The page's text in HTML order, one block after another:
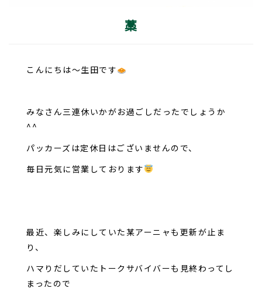
藁
こんにちは～生田です
みなさん三連休いかがお過ごしだったでしょうか
^^
パッカーズは定休日はございませんので、
毎日元気に営業しております
最近、楽しみにしていた某アーニャも更新が止ま
り、
ハマりだしていたトークサバイバーも見終わってし
まったので